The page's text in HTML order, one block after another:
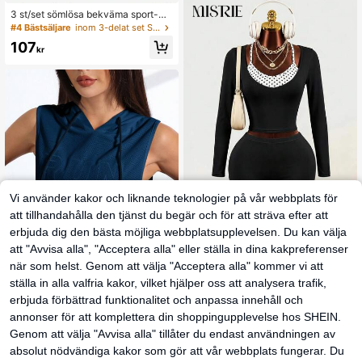
3 st/set sömlösa bekväma sport-B
H:ar utan bygel för kvinnor i ett lage
#4 Bästsäljare inom 3-delat set Sport-BH:ar för kvinnor
107kr
11
Eassivo
EU Warehouse
Eassivo Eassivo Damt
röja med broderad bokstav och dra
gsko
116kr
usgym och fitness, snabb, lätt och v
entilerande träningströja för utomhu
Mistrie
NEW Mistrie Damers prickig 2 i 1 av
slappnad vardags- och sportt-shirt
105
Vi använder kakor och liknande teknologier på vår webbplats för
att tillhandahålla den tjänst du begär och för att sträva efter att
erbjuda dig den bästa möjliga webbplatsupplevelsen. Du kan välja
att "Avvisa alla", "Acceptera alla" eller ställa in dina kakpreferenser
när som helst. Genom att välja "Acceptera alla" kommer vi att
ställa in alla valfria kakor, vilket hjälper oss att analysera trafik,
erbjuda förbättrad funktionalitet och anpassa innehåll och
annonser för att komplettera din shoppingupplevelse hos SHEIN.
Genom att välja "Avvisa alla" tillåter du endast användningen av
absolut nödvändiga kakor som gör att vår webbplats fungerar. Du